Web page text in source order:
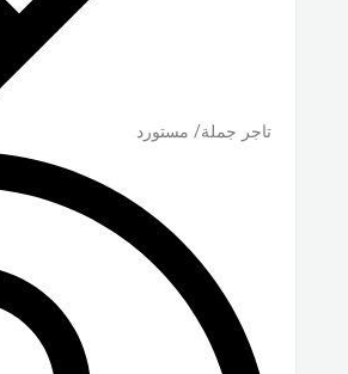
تاجر جملة/ مستورد